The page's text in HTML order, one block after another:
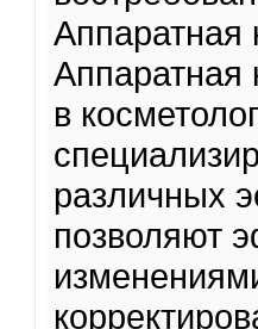
Аппаратная
Аппаратная
в
различных
позволяют